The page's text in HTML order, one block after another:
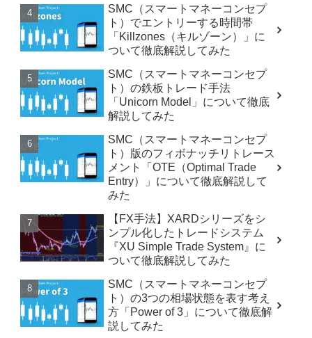
SMC（スマートマネーコンセプ
ト）でエントリーする時間帯
「Killzones（キルゾーン）」に
ついて徹底解説してみた
SMC（スマートマネーコンセプ
ト）の鉄板トレード手法
「Unicorn Model」について徹底
解説してみた
SMC（スマートマネーコンセプ
ト）版のフィボナッチリトレース
メント「OTE（Optimal Trade
Entry）」について徹底解説して
みた
【FX手法】XARDシリーズをシ
ンプル化したトレードシステム
『XU Simple Trade System』に
ついて徹底解説してみた
SMC（スマートマネーコンセプ
ト）の3つの相場状態を表す考え
方「Power of 3」について徹底解
説してみた